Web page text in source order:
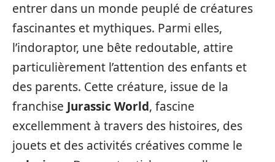
entrer dans un monde peuplé de créatures
fascinantes et mythiques. Parmi elles,
l’indoraptor, une bête redoutable, attire
particulièrement l’attention des enfants et
des parents. Cette créature, issue de la
franchise Jurassic World, fascine
excellemment à travers des histoires, des
jouets et des activités créatives comme le